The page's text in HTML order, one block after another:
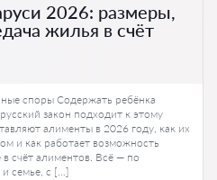
2026: размеры,
жилья в счёт
споры Содержать ребёнка
закон подходит к этому
алименты в 2026 году, как их
и как работает возможность
счёт алиментов. Всё — по
семье, с […]